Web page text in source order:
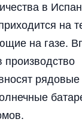
в
на
на газе.